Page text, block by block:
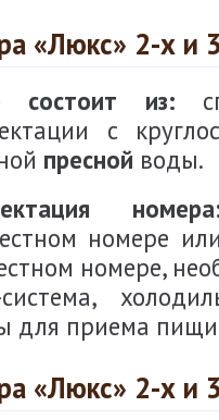
«Люкс» 2-х и
состоит из:
с
пресной воды.
номере
номере,
система,
для приема
«Люкс» 2-х и